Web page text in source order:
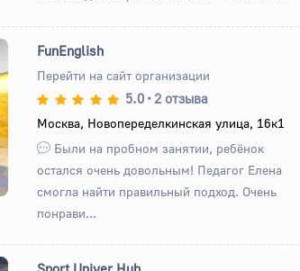
Вперед
FunEnglish
Перейти на сайт организации
5.0 • 2 отзыва
Москва, Новопеределкинская улица, 16к1
Были на пробном занятии, ребёнок
остался очень довольным! Педагог Елена
смогла найти правильный подход. Очень
понрави...